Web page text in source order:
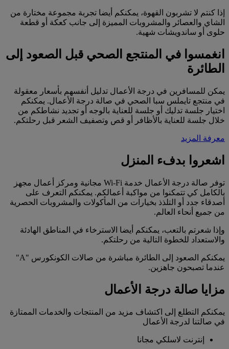
إذا كنتم لا تشربون القهوة، يمكنكم أيضا تجربة مجموعة مختارة من
الشاي والعصائر والمشروبات المميزة إلى جانب كعكة أو قطعة
حلوى أو ساندويشات شهية.
انغمسوا في المنتجع الصحي قبل الصعود إلى
الطائرة
يمكن للمسافرين في درجة الأعمال تدليل أنفسهم بأسعار معقولة
في منتجع تايملس سبا الصحي في صالة درجة الأعمال. يمكنكم
اختيار جلسة تدليك أو جلسة للعناية بالوجه أو تجديد نشاطكم من
خلال جلسة للعناية بالأظافر أو قص وتصفيف الشعر قبل رحلتكم.
معرفة المزيد
اشعروا بدفء المنزل
توفر صالة درجة الأعمال خدمة Wi-Fi مجانية ومركز أعمال مجهز
بالكامل كي تتمكنوا من مواكبة أعمالكم. يمكنكم التعرف على
أصدقاء جدد أو التلذذ بخيارات من المأكولات والمشروبات الحصرية
من جميع أنحاء العالم.
وإذا شعرتم بالتعب، يمكنكم أيضا الاسترخاء في المناطق الهادئة
والاستعداد للخطوة التالية من رحلتكم.
يمكنكم الصعود إلى الطائرة مباشرة من صالات الكونكورس "A"
عندما تصبحون جاهزين.
مزايا صالة درجة الأعمال
يمكنكم التطلع إلى اكتشاف مزيد من المنتجات والخدمات الممتازة
في صالتنا لدرجة الأعمال
إنترنت لاسلكي مجانا